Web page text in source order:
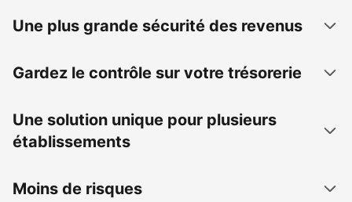
Une plus grande sécurité des revenus
Gardez le contrôle sur votre trésorerie
Une solution unique pour plusieurs
établissements
Moins de risques